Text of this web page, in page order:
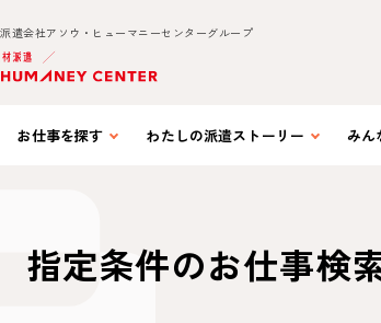
遣会社アソウ・ヒューマニーセンターグループ
お仕事を探す わたしの派遣ストーリー みん
指定条件のお仕事検